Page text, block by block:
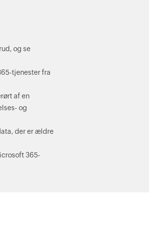
og se
tjenester fra
af en
og
der er ældre
365-